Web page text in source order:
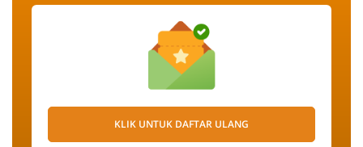
KLIK UNTUK DAFTAR ULANG